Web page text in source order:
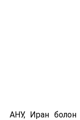
АНУ, Иран